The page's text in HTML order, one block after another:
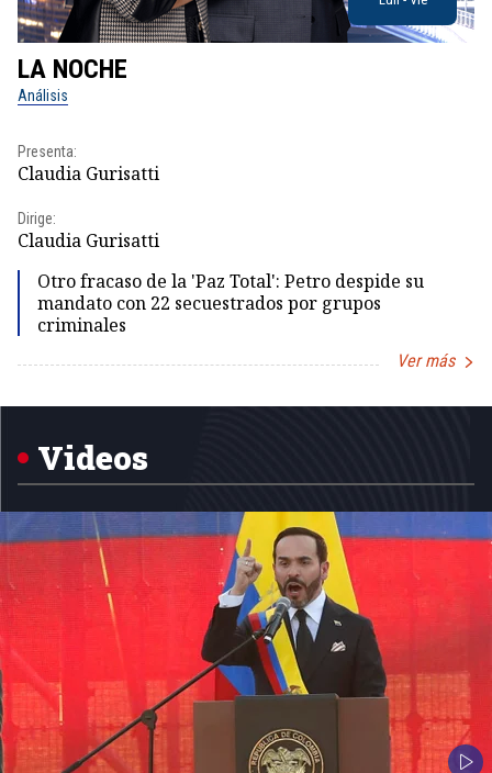
LA NOCHE
Análisis
Presenta:
Claudia Gurisatti
Dirige:
Claudia Gurisatti
Otro fracaso de la 'Paz Total': Petro despide su
mandato con 22 secuestrados por grupos
criminales
Ver más
Videos